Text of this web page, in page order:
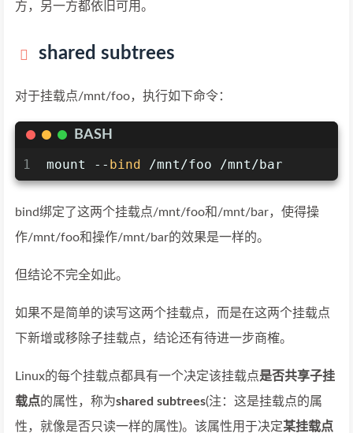
方，另一方都依旧可用。
shared subtrees
对于挂载点/mnt/foo，执行如下命令：
BASH
1
mount -- bind /mnt/foo /mnt/bar
bind绑定了这两个挂载点/mnt/foo和/mnt/bar，使得操
作/mnt/foo和操作/mnt/bar的效果是一样的。
但结论不完全如此。
如果不是简单的读写这两个挂载点，而是在这两个挂载点
下新增或移除子挂载点，结论还有待进一步商榷。
Linux的每个挂载点都具有一个决定该挂载点是否共享子挂
载点的属性，称为shared subtrees(注：这是挂载点的属
性，就像是否只读一样的属性)。该属性用于决定某挂载点